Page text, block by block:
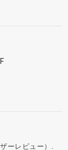
ーレビュー）